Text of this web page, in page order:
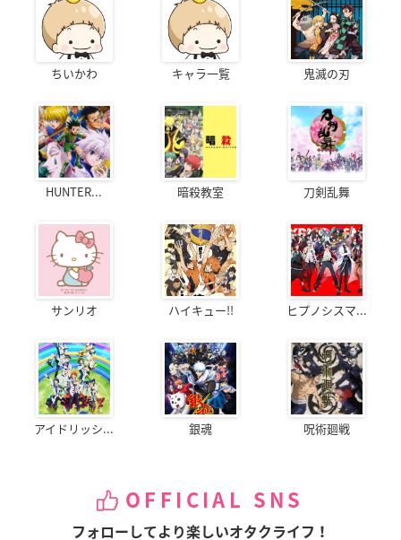
ちいかわ キャラ一覧 鬼滅の刃
HUNTER... 暗殺教室 刀剣乱舞
サンリオ ハイキュー!! ヒプノシスマ...
アイドリッシ... 銀魂 呪術廻戦
OFFICIAL SNS
フォローしてより楽しいオタクライフ！